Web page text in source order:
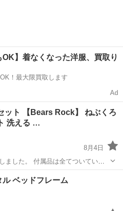
OK】着なくなった洋服、買取り
！最大限買取します
Ad
ット 【Bears Rock】 ねぶくろ
洗える …
8月4日
ました。 付属品は全てついている
し 23区内西
のため8月中の受け渡しになりま
具
ル ベッドフレーム